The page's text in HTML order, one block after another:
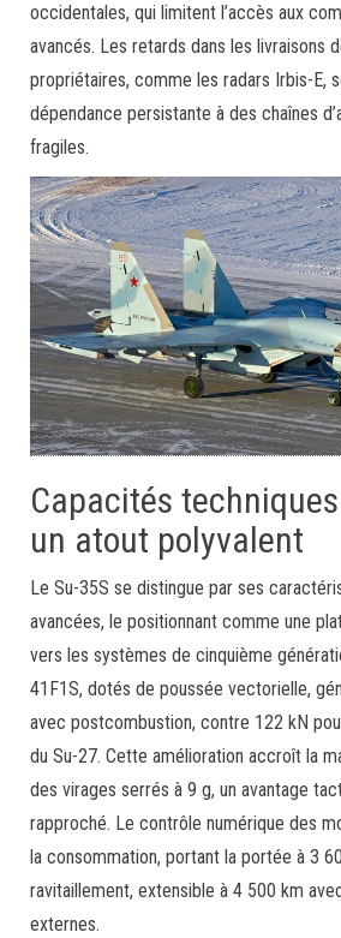
occidentales, qui limitent l’accès aux
avancés. Les retards dans les livraisons
propriétaires, comme les radars Irbis-E,
dépendance persistante à des chaînes
fragiles.
Capacités
un atout polyvalent
Le Su-35S se distingue par ses
avancées, le positionnant comme une
vers les systèmes de cinquième
41F1S, dotés de poussée vectorielle,
avec postcombustion, contre 122 kN
du Su-27. Cette amélioration accroît la
des virages serrés à 9 g, un avantage
rapproché. Le contrôle numérique des
la consommation, portant la portée à 3
ravitaillement, extensible à 4 500 km
externes.